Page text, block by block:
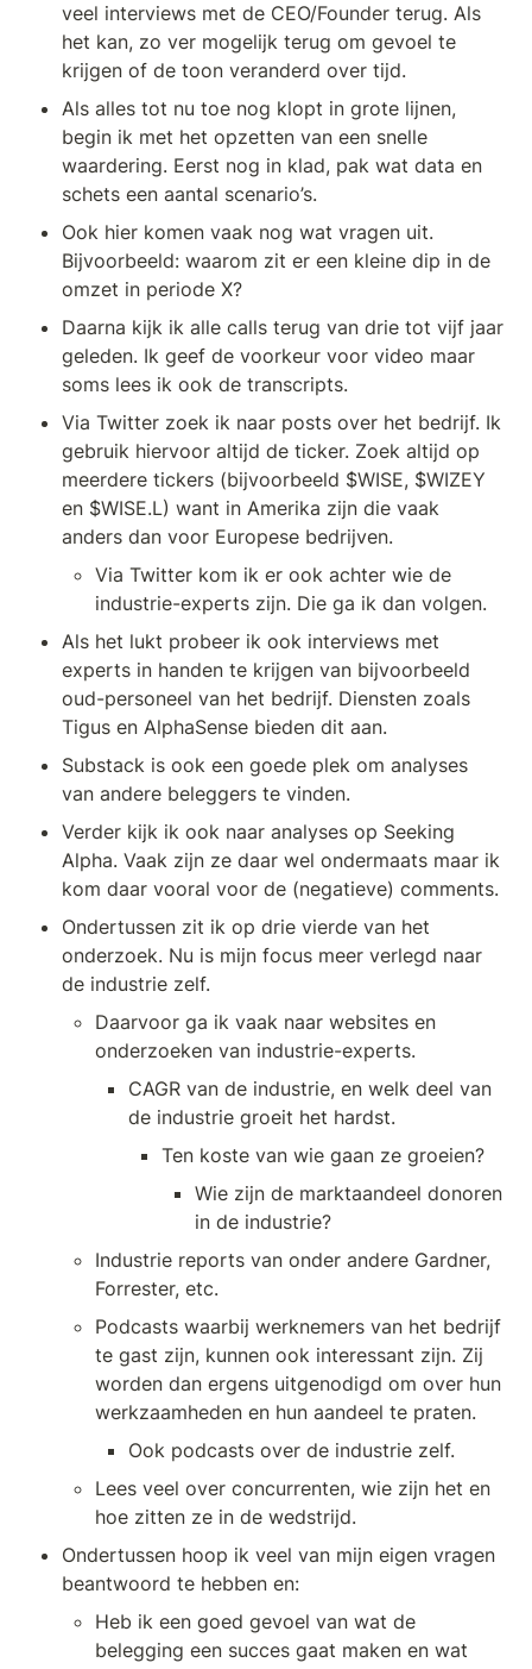
veel interviews met de CEO/Founder terug. Als
het kan, zo ver mogelijk terug om gevoel te
krijgen of de toon veranderd over tijd.
Als alles tot nu toe nog klopt in grote lijnen,
begin ik met het opzetten van een snelle
waardering. Eerst nog in klad, pak wat data en
schets een aantal scenario’s.
Ook hier komen vaak nog wat vragen uit.
Bijvoorbeeld: waarom zit er een kleine dip in de
omzet in periode X?
Daarna kijk ik alle calls terug van drie tot vijf jaar
geleden. Ik geef de voorkeur voor video maar
soms lees ik ook de transcripts.
Via Twitter zoek ik naar posts over het bedrijf. Ik
gebruik hiervoor altijd de ticker. Zoek altijd op
meerdere tickers (bijvoorbeeld $WISE, $WIZEY
en $WISE.L) want in Amerika zijn die vaak
anders dan voor Europese bedrijven.
Via Twitter kom ik er ook achter wie de
industrie-experts zijn. Die ga ik dan volgen.
Als het lukt probeer ik ook interviews met
experts in handen te krijgen van bijvoorbeeld
oud-personeel van het bedrijf. Diensten zoals
Tigus en AlphaSense bieden dit aan.
Substack is ook een goede plek om analyses
van andere beleggers te vinden.
Verder kijk ik ook naar analyses op Seeking
Alpha. Vaak zijn ze daar wel ondermaats maar ik
kom daar vooral voor de (negatieve) comments.
Ondertussen zit ik op drie vierde van het
onderzoek. Nu is mijn focus meer verlegd naar
de industrie zelf.
Daarvoor ga ik vaak naar websites en
onderzoeken van industrie-experts.
CAGR van de industrie, en welk deel van
de industrie groeit het hardst.
Ten koste van wie gaan ze groeien?
Wie zijn de marktaandeel donoren
in de industrie?
Industrie reports van onder andere Gardner,
Forrester, etc.
Podcasts waarbij werknemers van het bedrijf
te gast zijn, kunnen ook interessant zijn. Zij
worden dan ergens uitgenodigd om over hun
werkzaamheden en hun aandeel te praten.
Ook podcasts over de industrie zelf.
Lees veel over concurrenten, wie zijn het en
hoe zitten ze in de wedstrijd.
Ondertussen hoop ik veel van mijn eigen vragen
beantwoord te hebben en:
Heb ik een goed gevoel van wat de
belegging een succes gaat maken en wat